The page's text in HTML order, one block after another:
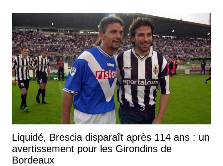
Liquidé, Brescia disparaît après 114 ans : un
avertissement pour les Girondins de
Bordeaux